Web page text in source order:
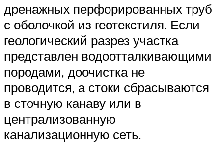
дренажных перфорированных труб
с оболочкой из геотекстиля. Если
геологический разрез участка
представлен водоотталкивающими
породами, доочистка не
проводится, а стоки сбрасываются
в сточную канаву или в
централизованную
канализационную сеть.